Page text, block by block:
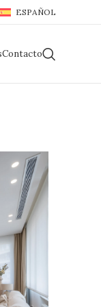
ESPAÑOL
Contacto